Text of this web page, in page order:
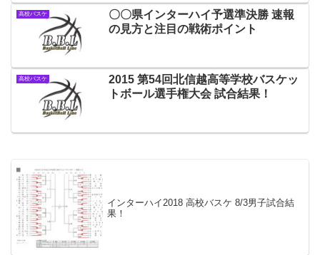
高校バスケ
〇〇県インターハイ予選準決勝 速報
の見方と注目の戦術ポイント
高校バスケ
2015 第54回北信越高等学校バスケッ
トボール選手権大会 試合結果！
インターハイ2018 高校バスケ 8/3男子試合結
果！